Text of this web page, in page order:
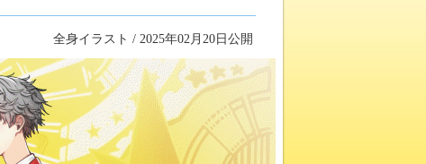
全身イラスト / 2025年02月20日公開